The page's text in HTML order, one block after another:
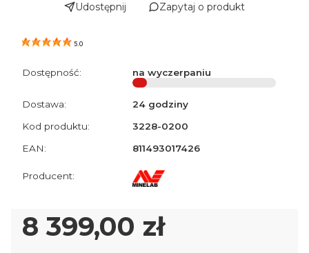
Udostępnij Zapytaj o produkt
5.0
Dostępność: na wyczerpaniu
Dostawa:
24 godziny
Kod produktu:
3228-0200
EAN:
811493017426
Cena
8 399,00 zł